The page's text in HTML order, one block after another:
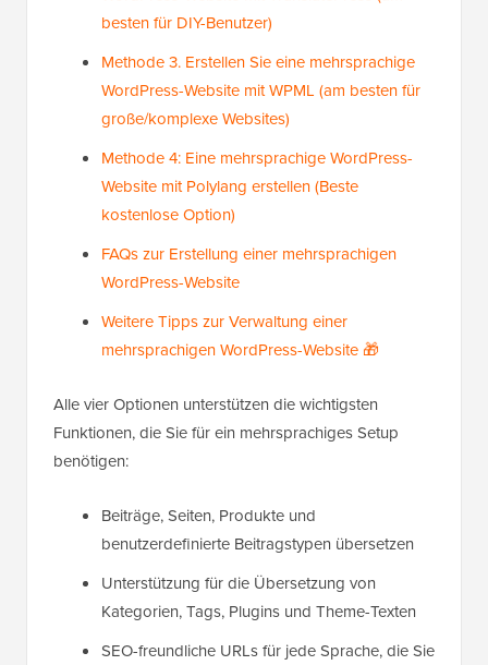
besten für DIY-Benutzer)
Methode 3. Erstellen Sie eine mehrsprachige
WordPress-Website mit WPML (am besten für
große/komplexe Websites)
Methode 4: Eine mehrsprachige WordPress-
Website mit Polylang erstellen (Beste
kostenlose Option)
FAQs zur Erstellung einer mehrsprachigen
WordPress-Website
Weitere Tipps zur Verwaltung einer
mehrsprachigen WordPress-Website 🎁
Alle vier Optionen unterstützen die wichtigsten
Funktionen, die Sie für ein mehrsprachiges Setup
benötigen:
Beiträge, Seiten, Produkte und
benutzerdefinierte Beitragstypen übersetzen
Unterstützung für die Übersetzung von
Kategorien, Tags, Plugins und Theme-Texten
SEO-freundliche URLs für jede Sprache, die Sie